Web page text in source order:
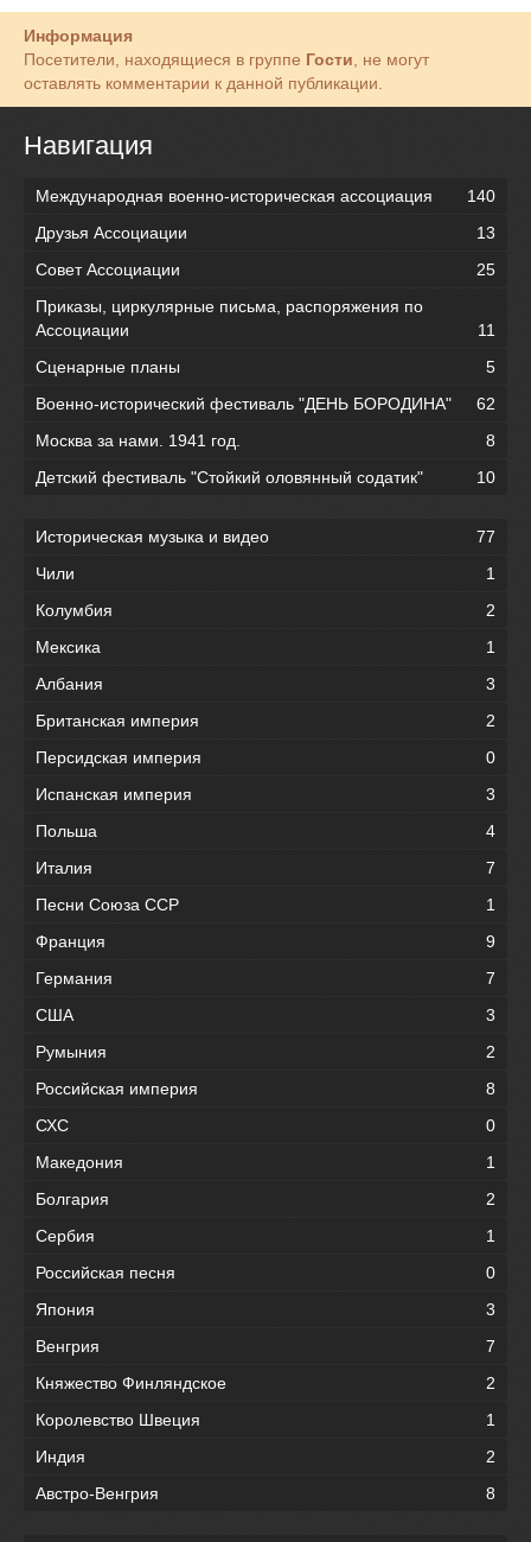
Информация
Посетители, находящиеся в группе Гости, не могут
оставлять комментарии к данной публикации.
Навигация
Международная военно-историческая ассоциация
140
Друзья Ассоциации
13
Совет Ассоциации
25
Приказы, циркулярные письма, распоряжения по
Ассоциации
11
Сценарные планы
5
Военно-исторический фестиваль "ДЕНЬ БОРОДИНА"
62
Москва за нами. 1941 год.
8
Детский фестиваль "Стойкий оловянный содатик"
10
Историческая музыка и видео
77
Чили
1
Колумбия
2
Мексика
1
Албания
3
Британская империя
2
Персидская империя
0
Испанская империя
3
Польша
4
Италия
7
Песни Союза ССР
1
Франция
9
Германия
7
США
3
Румыния
2
Российская империя
8
СХС
0
Македония
1
Болгария
2
Сербия
1
Российская песня
0
Япония
3
Венгрия
7
Княжество Финляндское
2
Королевство Швеция
1
Индия
2
Австро-Венгрия
8